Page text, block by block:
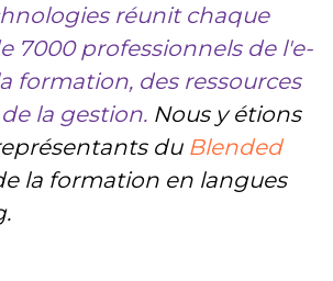
réunit chaque
7000 professionnels de l'e-
formation, des ressources
la gestion. Nous y étions
du Blended
la formation en langues